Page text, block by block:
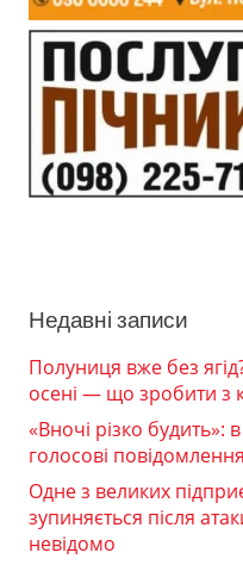
Недавні записи
Полуниця вже без
осені — що зробити з
«Вночі різко будить»:
голосові
Одне з великих
зупиняється після
невідомо